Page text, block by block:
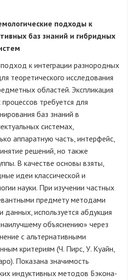
подходы к
баз знаний и гибридных
к интеграции разнородных
теоретического исследования
областей. Экспликация
требуется для
баз знаний в
системах,
аппаратную часть, интерфейс,
решений, но также
В качестве основы взяты,
идеи классической и
науки. При изучении частных
предмету методами
данных, используется абдукция
объяснению» через
с альтернативными
критериям (Ч. Пирс, У. Куайн,
Показана значимость
индуктивных методов Бэкона-